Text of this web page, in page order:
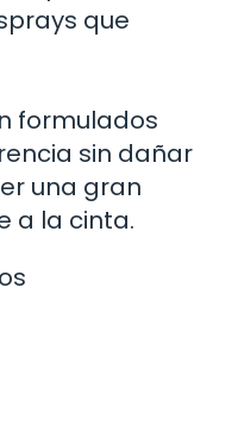
que
formulados
sin dañar
una gran
a la cinta.